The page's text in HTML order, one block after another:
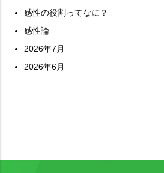
感性の役割ってなに？
感性論
2026年7月
2026年6月